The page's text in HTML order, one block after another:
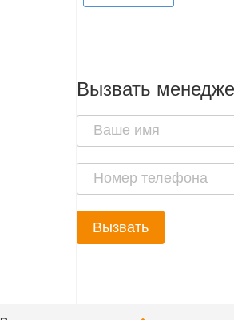
Вызвать
Вызвать